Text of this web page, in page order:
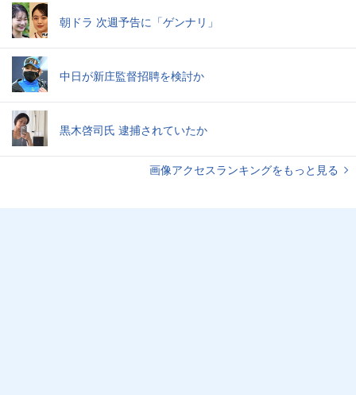
朝ドラ 次週予告に「ゲンナリ」
中日が新庄監督招聘を検討か
黒木啓司氏 逮捕されていたか
画像アクセスランキングをもっと見る